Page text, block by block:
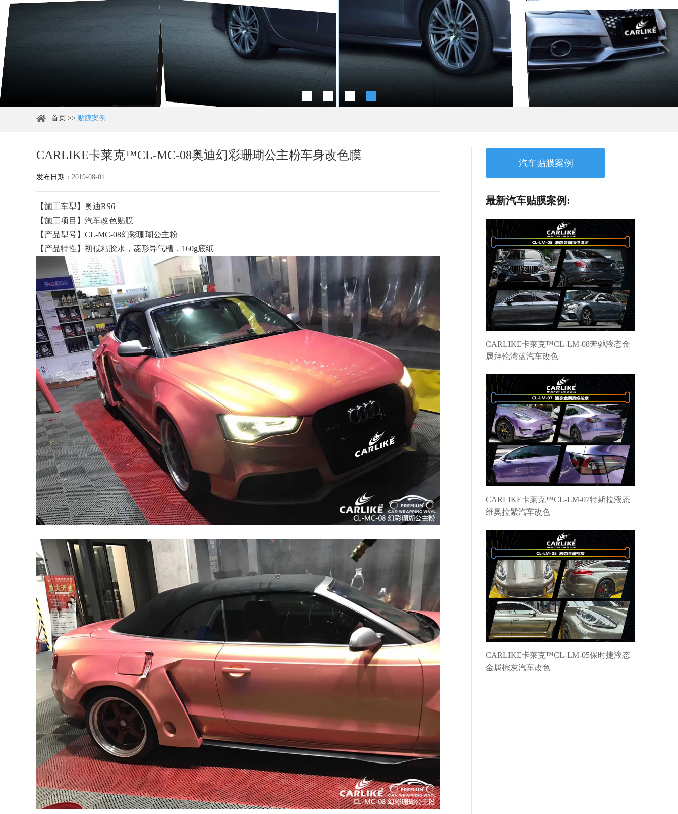
首页 >> 贴膜案例
CARLIKE卡莱克™CL-MC-08奥迪幻彩珊瑚公主粉车身改色膜
发布日期： 2019-08-01
【施工车型】奥迪RS6
【施工项目】汽车改色贴膜
【产品型号】CL-MC-08幻彩珊瑚公主粉
【产品特性】初低粘胶水，菱形导气槽，160g底纸
汽车贴膜案例
最新汽车贴膜案例:
CARLIKE卡莱克™CL-LM-08奔驰液态金
属拜伦湾蓝汽车改色
CARLIKE卡莱克™CL-LM-07特斯拉液态
维奥拉紫汽车改色
CARLIKE卡莱克™CL-LM-05保时捷液态
金属棕灰汽车改色